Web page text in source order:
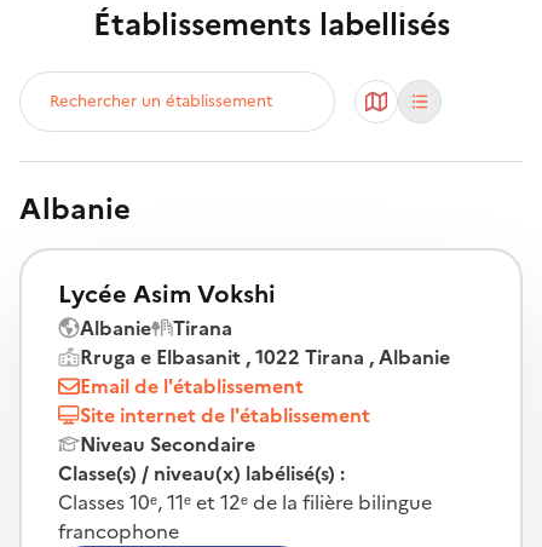
Établissements labellisés
Rechercher un établissement
Albanie
Lycée Asim Vokshi
Albanie
Tirana
Rruga e Elbasanit , 1022 Tirana , Albanie
Email de l'établissement
Site internet de l'établissement
Niveau Secondaire
Classe(s) / niveau(x) labélisé(s) :
Classes 10ᵉ, 11ᵉ et 12ᵉ de la filière bilingue
francophone